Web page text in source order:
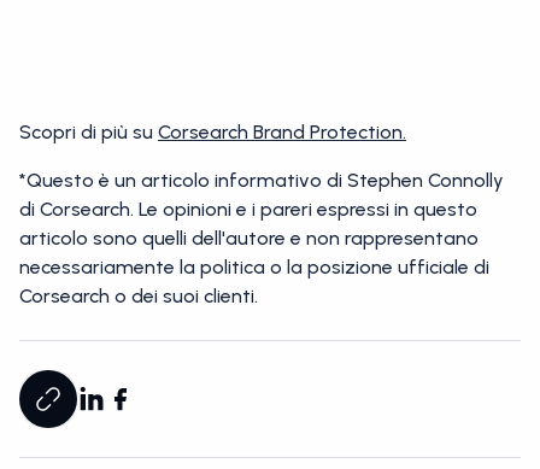
Scopri di più su Corsearch Brand Protection.
*Questo è un articolo informativo di Stephen Connolly
di Corsearch. Le opinioni e i pareri espressi in questo
articolo sono quelli dell'autore e non rappresentano
necessariamente la politica o la posizione ufficiale di
Corsearch o dei suoi clienti.